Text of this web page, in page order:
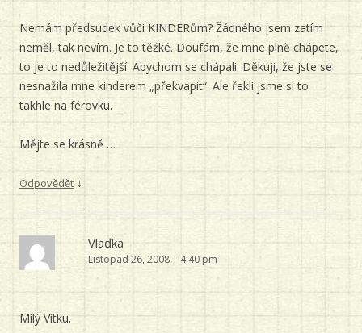
Nemám předsudek vůči KINDERům? Žádného jsem zatím
neměl, tak nevím. Je to těžké. Doufám, že mne plně chápete,
to je to nedůležitější. Abychom se chápali. Děkuji, že jste se
nesnažila mne kinderem „překvapit“. Ale řekli jsme si to
takhle na férovku.
Mějte se krásně …
Odpovědět ↓
Vlaďka
Listopad 26, 2008 | 4:40 pm
Milý Vítku.